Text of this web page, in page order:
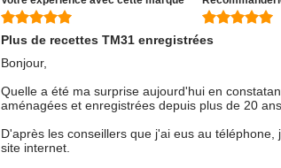
Plus de recettes TM31 enregistrées
Bonjour,
Quelle a été ma surprise aujourd'hui en
aménagées et enregistrées depuis plus de 20
D'après les conseillers que j'ai eus au
site internet.